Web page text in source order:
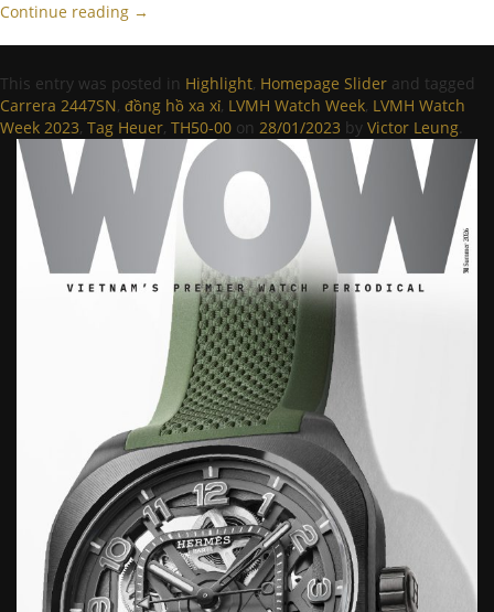
Continue reading →
This entry was posted in Highlight, Homepage Slider and tagged
Carrera 2447SN, đồng hồ xa xỉ, LVMH Watch Week, LVMH Watch
Week 2023, Tag Heuer, TH50-00 on 28/01/2023 by Victor Leung.